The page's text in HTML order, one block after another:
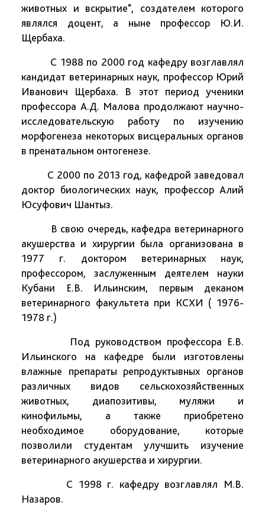
животных и вскрытие", создателем которого
являлся доцент, а ныне профессор Ю.И.
Щербаха.
С 1988 по 2000 год кафедру возглавлял
кандидат ветеринарных наук, профессор Юрий
Иванович Щербаха. В этот период ученики
профессора А.Д. Малова продолжают научно-
исследовательскую работу по изучению
морфогенеза некоторых висцеральных органов
в пренатальном онтогенезе.
С 2000 по 2013 год, кафедрой заведовал
доктор биологических наук, профессор Алий
Юсуфович Шантыз.
В свою очередь, кафедра ветеринарного
акушерства и хирургии была организована в
1977 г. доктором ветеринарных наук,
профессором, заслуженным деятелем науки
Кубани Е.В. Ильинским, первым деканом
ветеринарного факультета при КСХИ ( 1976-
1978 г.)
Под руководством профессора Е.В.
Ильинского на кафедре были изготовлены
влажные препараты репродуктывных органов
различных видов сельскохозяйственных
животных, диапозитивы, муляжи и
кинофильмы, а также приобретено
необходимое оборудование, которые
позволили студентам улучшить изучение
ветеринарного акушерства и хирургии.
С 1998 г. кафедру возглавлял М.В.
Назаров.